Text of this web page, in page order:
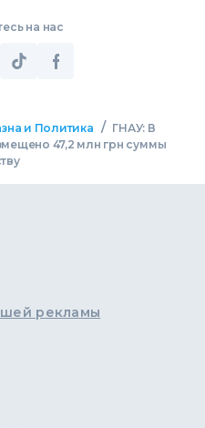
на нас
и Политика / ГНАУ: В
47,2 млн грн суммы
рекламы